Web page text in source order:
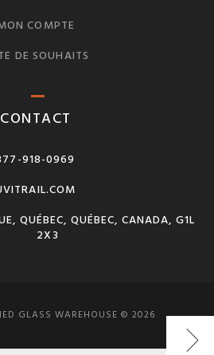
COMPTE
DE SOUHAITS
CONTACT
918-0969
QUÉBEC, QUÉBEC, CANADA, G1L
2X3
GLASS WAREHOUSE © 2026